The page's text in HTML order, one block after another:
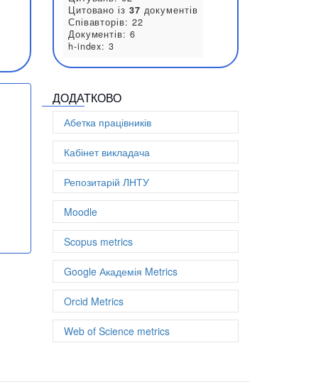
Документів: 6
ДОДАТКОВО
Абетка працівників
Кабінет викладача
Репозитарій ЛНТУ
Moodle
Scopus metrics
Google Академія Metrics
Orcid Metrics
Web of Science metrics